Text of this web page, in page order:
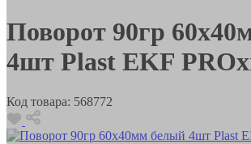
Поворот 90гр
4шт Plast EKF
Код товара: 568772